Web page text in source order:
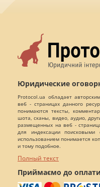
Юридические
Protocol.ua обладает
веб - страницах данного
понимаются тексты,
шота, сканы, видео, аудио,
размещенных на веб -
для индексации
использованием понимается
и тому подобное.
Полный текст
Приймаємо до оплати